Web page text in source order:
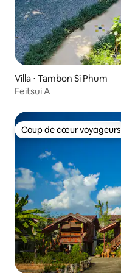
Villa ⋅ Tambon Si Phum
Feitsui A
Coup de cœur voyageurs
Coup de cœur voyageurs